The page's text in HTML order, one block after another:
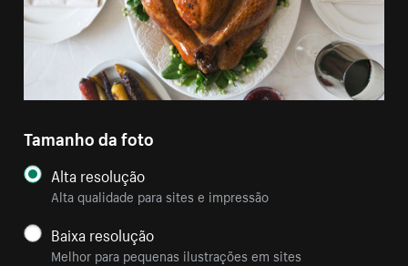
Tamanho da foto
Alta resolução
Alta qualidade para sites e impressão
Baixa resolução
Melhor para pequenas ilustrações em sites